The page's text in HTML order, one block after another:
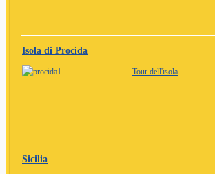
Isola di Procida
Tour dell'isola
Sicilia